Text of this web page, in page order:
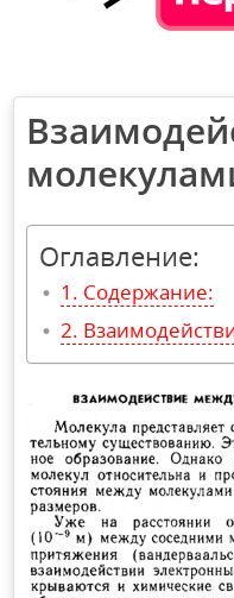
Оглавление:
Содержание: